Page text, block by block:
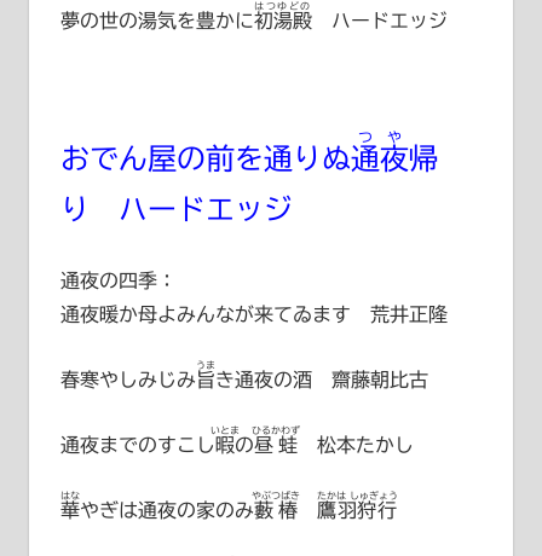
夢の世の湯気を豊かに初湯殿
はつゆどの
ハードエッジ
おでん屋の前を通りぬ通夜
つや
帰
り ハードエッジ
通夜の四季：
通夜暖か母よみんなが来てゐます 荒井正隆
春寒やしみじみ旨
うま
き通夜の酒 齋藤朝比古
通夜までのすこし暇
いとま
の昼蛙
ひるかわず
松本たかし
華
はな
やぎは通夜の家のみ藪椿
やぶつばき
鷹羽狩行
たかは しゅぎょう